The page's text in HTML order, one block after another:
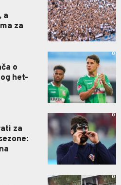
a
za
o
het-
0
za
0
0